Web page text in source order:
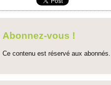
Abonnez-vous !
Ce contenu est réservé aux